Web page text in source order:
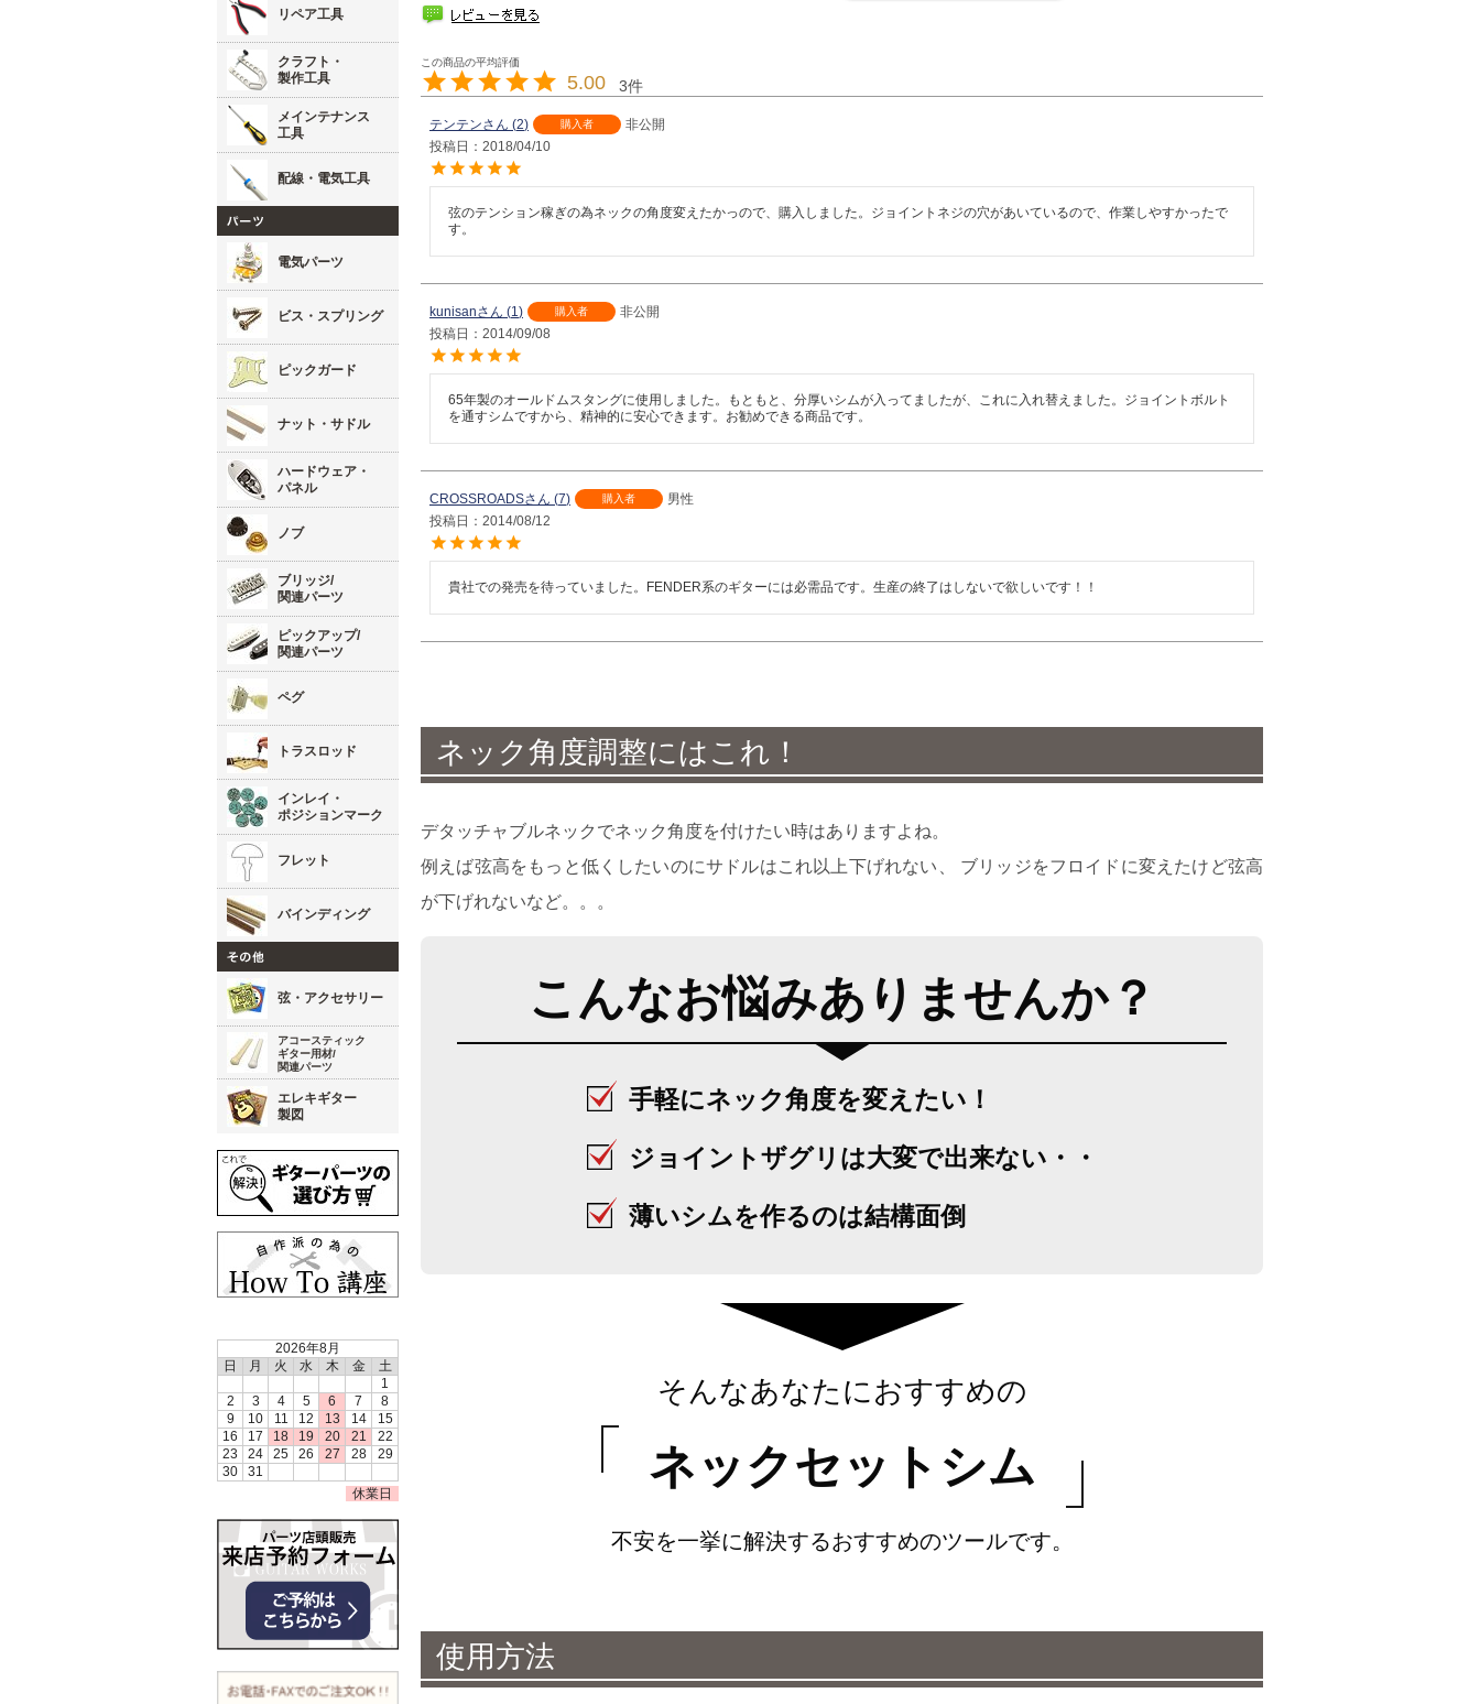
リペア工具
クラフト・
製作工具
メインテナンス
工具
配線・電気工具
電気パーツ
ビス・スプリング
ピックガード
ナット・サドル
ハードウェア・
パネル
ノブ
ブリッジ/
関連パーツ
ピックアップ/
関連パーツ
ペグ
トラスロッド
インレイ・
ポジションマーク
フレット
バインディング
弦・アクセサリー
アコースティック
ギター用材/
関連パーツ
エレキギター
製図
2026年8月
日
月 火 水 木 金
土
1
2
3 4 5 6 7
8
9
10 11 12 13 14
15
16
17 18 19 20 21
22
23
24 25 26 27 28
29
30
31
休業日
5.00 3
テンテン 2 購入者
非公開
投稿日
2018/04/10
弦のテンション稼ぎの為ネックの角度変えたかっので、購入しました。ジョイントネジの穴があいているので、作業しやすかったで
す。
kunisan 1 購入者
非公開
投稿日
2014/09/08
65年製のオールドムスタングに使用しました。もともと、分厚いシムが入ってましたが、これに入れ替えました。ジョイントボルト
を通すシムですから、精神的に安心できます。お勧めできる商品です。
CROSSROADS 7 購入者
男性
投稿日
2014/08/12
貴社での発売を待っていました。FENDER系のギターには必需品です。生産の終了はしないで欲しいです！！
ネック角度調整にはこれ！
デタッチャブルネックでネック角度を付けたい時はありますよね。
例えば弦高をもっと低くしたいのにサドルはこれ以上下げれない、 ブリッジをフロイドに変えたけど弦高
が下げれないなど。。。
こんなお悩みありませんか？
手軽にネック角度を変えたい！
ジョイントザグリは大変で出来ない・・
薄いシムを作るのは結構面倒
そんなあなたにおすすめの
ネックセットシム
不安を一挙に解決するおすすめのツールです。
使用方法